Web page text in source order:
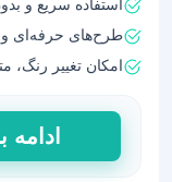
استفاده سریع و
طرح‌های حرفه‌ای و
امکان تغییر
بنر
تسلیت
لایه
ادامه